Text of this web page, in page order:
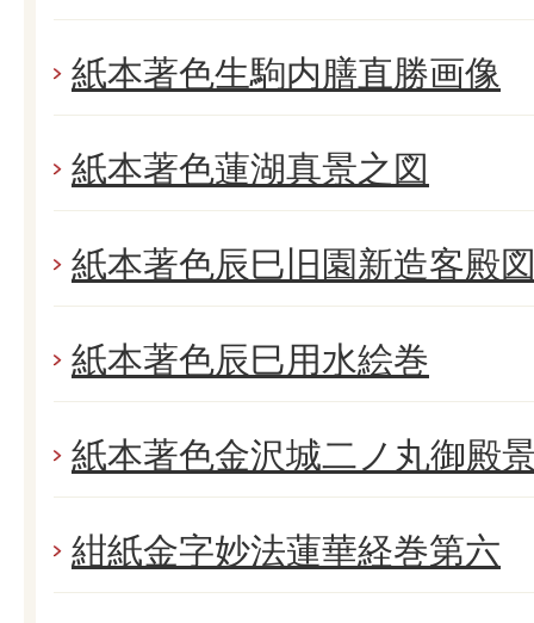
紙本著色生駒内膳直勝画像
紙本著色蓮湖真景之図
紙本著色辰巳旧園新造客殿
紙本著色辰巳用水絵巻
紙本著色金沢城二ノ丸御殿
紺紙金字妙法蓮華経巻第六